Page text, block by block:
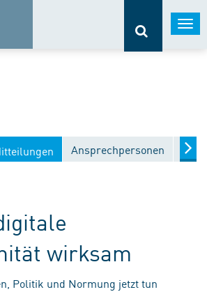
Ansprechpersonen
wirksam
Politik und Normung jetzt tun